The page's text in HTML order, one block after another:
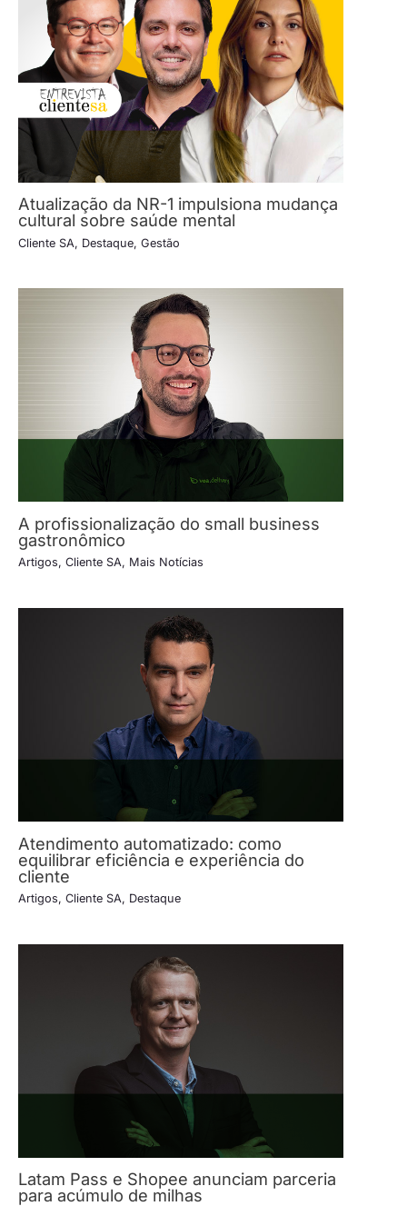
Atualização da NR-1 impulsiona mudança
cultural sobre saúde mental
Cliente SA, Destaque, Gestão
A profissionalização do small business
gastronômico
Artigos, Cliente SA, Mais Notícias
Atendimento automatizado: como
equilibrar eficiência e experiência do
cliente
Artigos, Cliente SA, Destaque
Latam Pass e Shopee anunciam parceria
para acúmulo de milhas